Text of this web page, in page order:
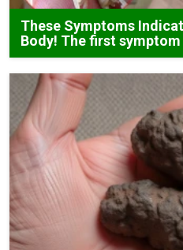
These Symptoms
Body! The first symptom